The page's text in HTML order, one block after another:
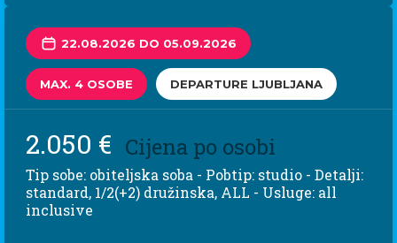
22.08.2026 DO 05.09.2026
MAX. 4 OSOBE DEPARTURE LJUBLJANA
2.050 € Cijena po osobi
Tip sobe: obiteljska soba - Pobtip: studio - Detalji:
standard, 1/2(+2) družinska, ALL - Usluge: all
inclusive